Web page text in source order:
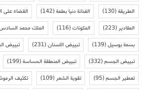
الطريقة(130) الفنانة دنيا بطمة(142) القضاء على
المقادير(223) المكونات(116) الملك محمد
بسمة بوسيل(139) تبييض الاسنان(231) تبييض
تبييض الجسم(332) تبييض المنطقة الحساسة(199)
تعطير الجسم(95) تقوية الشعر(109) تكثيف